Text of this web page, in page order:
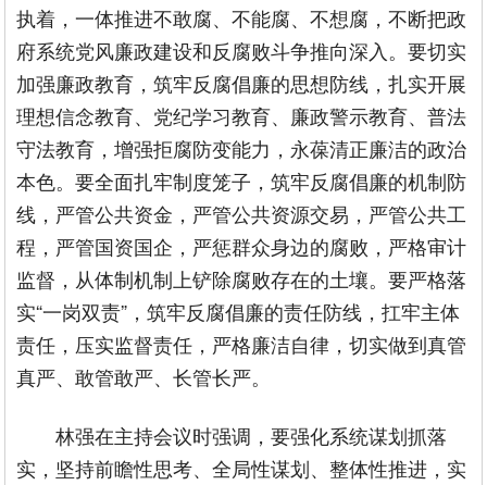
执着，一体推进不敢腐、不能腐、不想腐，不断把政
府系统党风廉政建设和反腐败斗争推向深入。要切实
加强廉政教育，筑牢反腐倡廉的思想防线，扎实开展
理想信念教育、党纪学习教育、廉政警示教育、普法
守法教育，增强拒腐防变能力，永葆清正廉洁的政治
本色。要全面扎牢制度笼子，筑牢反腐倡廉的机制防
线，严管公共资金，严管公共资源交易，严管公共工
程，严管国资国企，严惩群众身边的腐败，严格审计
监督，从体制机制上铲除腐败存在的土壤。要严格落
实“一岗双责”，筑牢反腐倡廉的责任防线，扛牢主体
责任，压实监督责任，严格廉洁自律，切实做到真管
真严、敢管敢严、长管长严。
林强在主持会议时强调，要强化系统谋划抓落
实，坚持前瞻性思考、全局性谋划、整体性推进，实